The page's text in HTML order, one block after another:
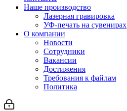
Наше производство
Лазерная гравировка
УФ-печать на сувенирах
О компании
Новости
Сотрудники
Вакансии
Достижения
Требования к файлам
Политика